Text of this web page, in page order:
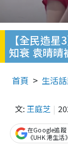
【全民造
知衰 袁晴晴
首頁 生活
文: 王庭芝
在Google追蹤
《UHK 港生活》